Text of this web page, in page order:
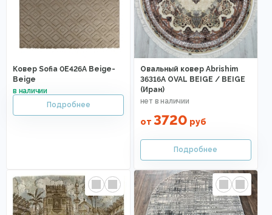
Ковер Sofia 0E426A Beige-
Beige
Овальный ковер Abrishim
36316A OVAL BEIGE / BEIGE
(Иран)
от 3720 руб